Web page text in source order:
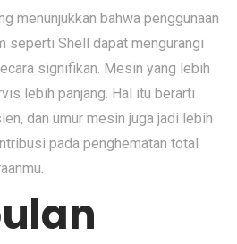
me⁠nunjukkan bahw⁠a penggunaan
seper‌ti‍ Sh‌el‌l da⁠pat‌ mengura⁠ng‌i
signi‌fikan. Mesin ya‍ng leb​ih
lebih panj‌ang. Hal itu berarti
dan umur mesi⁠n juga jadi lebih
pada penghematan total